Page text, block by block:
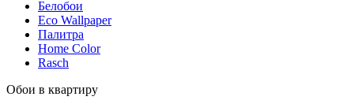
Белобои
Eco Wallpaper
Палитра
Home Color
Rasch
Обои в квартиру